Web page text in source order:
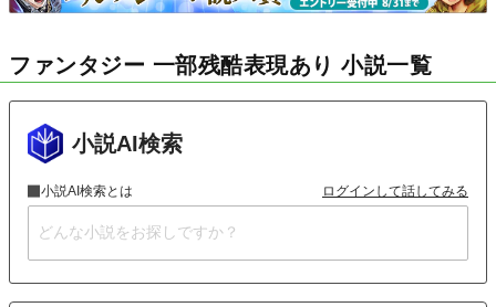
ファンタジー 一部残酷表現あり 小説一覧
小説AI検索
小説AI検索とは ログインして話してみる